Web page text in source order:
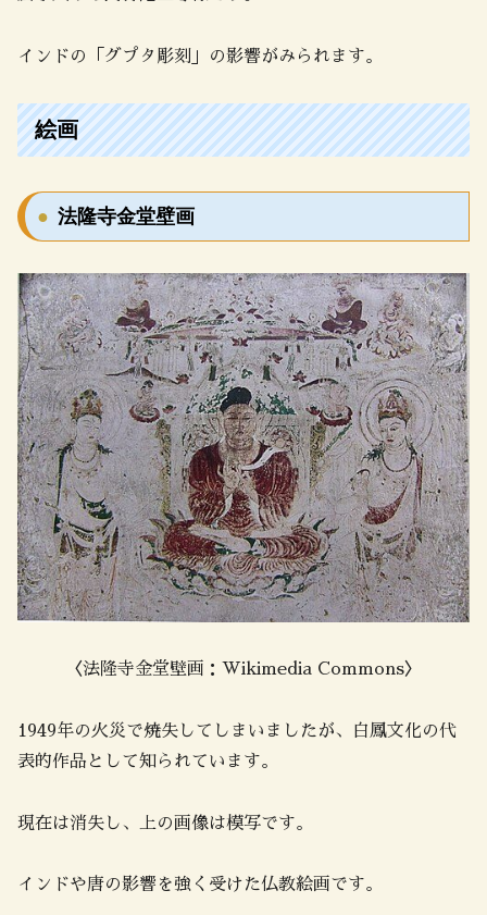
インドの「グプタ彫刻」の影響がみられます。
絵画
法隆寺金堂壁画
〈法隆寺金堂壁画：Wikimedia Commons〉
1949年の火災で焼失してしまいましたが、白鳳文化の代
表的作品として知られています。
現在は消失し、上の画像は模写です。
インドや唐の影響を強く受けた仏教絵画です。